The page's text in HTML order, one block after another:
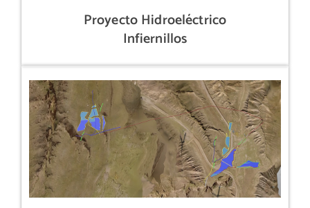
Proyecto Hidroeléctrico
Infiernillos